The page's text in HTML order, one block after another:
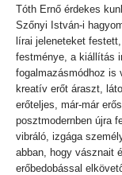
Tóth Ernő érdekes
Szőnyi István-i
lírai jeleneteket
festménye, a kiállítás
fogalmazásmódhoz is
kreatív erőt áraszt,
erőteljes, már-már
posztmodernben újra
vibráló, izgága
abban, hogy vásznait
erőbedobással